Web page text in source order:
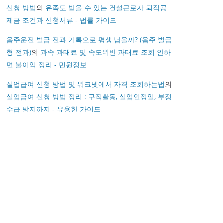
신청 방법의 유족도 받을 수 있는 건설근로자 퇴직공
제금 조건과 신청서류 - 법률 가이드
음주운전 벌금 전과 기록으로 평생 남을까? (음주 벌금
형 전과)의 과속 과태료 및 속도위반 과태료 조회 안하
면 불이익 정리 - 민원정보
실업급여 신청 방법 및 워크넷에서 자격 조회하는법의
실업급여 신청 방법 정리 : 구직활동, 실업인정일, 부정
수급 방지까지 - 유용한 가이드